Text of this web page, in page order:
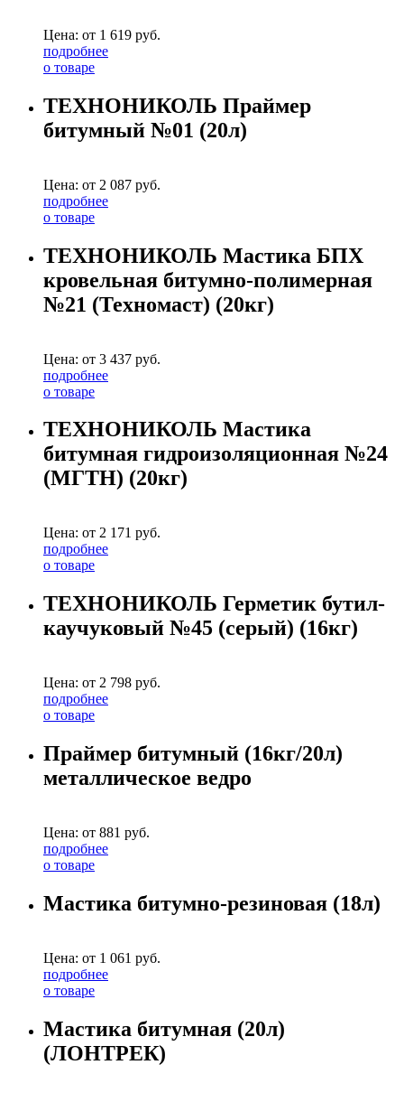
Цена: от 1 619 руб.
подробнее
о товаре
ТЕХНОНИКОЛЬ Праймер
битумный №01 (20л)
Цена: от 2 087 руб.
подробнее
о товаре
ТЕХНОНИКОЛЬ Мастика БПХ
кровельная битумно-полимерная
№21 (Техномаст) (20кг)
Цена: от 3 437 руб.
подробнее
о товаре
ТЕХНОНИКОЛЬ Мастика
битумная гидроизоляционная №24
(МГТН) (20кг)
Цена: от 2 171 руб.
подробнее
о товаре
ТЕХНОНИКОЛЬ Герметик бутил-
каучуковый №45 (серый) (16кг)
Цена: от 2 798 руб.
подробнее
о товаре
Праймер битумный (16кг/20л)
металлическое ведро
Цена: от 881 руб.
подробнее
о товаре
Мастика битумно-резиновая (18л)
Цена: от 1 061 руб.
подробнее
о товаре
Мастика битумная (20л)
(ЛОНТРЕК)